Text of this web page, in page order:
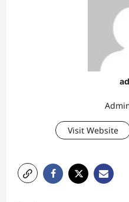
Visit Website